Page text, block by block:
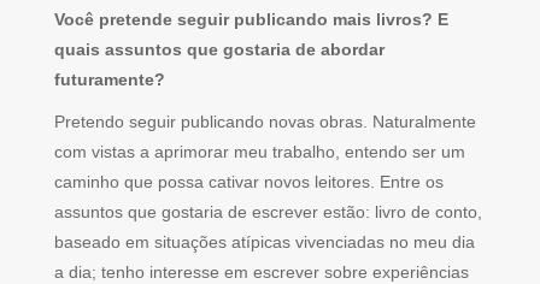
Você pretende seguir publicando mais livros? E
quais assuntos que gostaria de abordar
futuramente?
Pretendo seguir publicando novas obras. Naturalmente
com vistas a aprimorar meu trabalho, entendo ser um
caminho que possa cativar novos leitores. Entre os
assuntos que gostaria de escrever estão: livro de conto,
baseado em situações atípicas vivenciadas no meu dia
a dia; tenho interesse em escrever sobre experiências